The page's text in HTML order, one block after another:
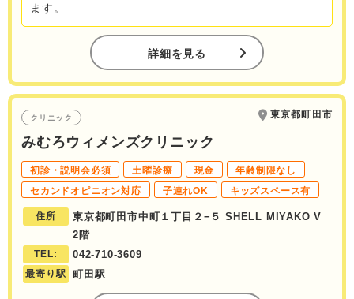
ます。
詳細を見る
クリニック 東京都町田市
みむろウィメンズクリニック
初診・説明会必須 土曜診療 現金
年齢制限なし
セカンドオピニオン対応
子連れOK キッズスペース有
住所
東京都町田市中町１丁目２−５ SHELL MIYAKO V
2階
TEL: 042-710-3609
最寄り駅 町田駅